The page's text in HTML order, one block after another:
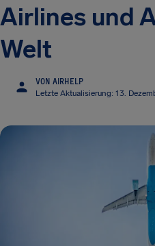
Airlines und
Welt
VON AIRHELP
Letzte Aktualisierung: 13.